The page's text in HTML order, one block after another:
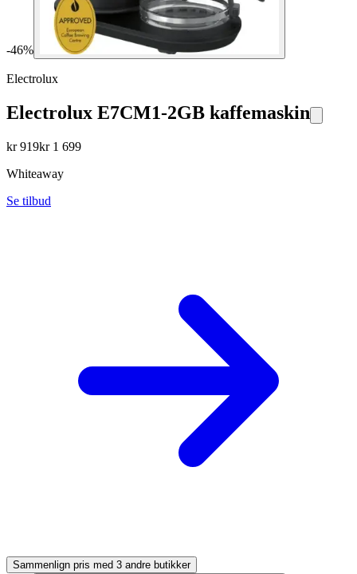
-46%
Electrolux
Electrolux E7CM1-2GB kaffemaskin
kr919kr 1 699
Whiteaway
Se tilbud
Sammenlign pris med 3 andre butikker